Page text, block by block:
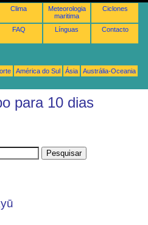
Clima
Meteorologia
maritima
Ciclones
FAQ Línguas Contacto
América do Sul Ásia
Austrália-Oceania
para 10 dias